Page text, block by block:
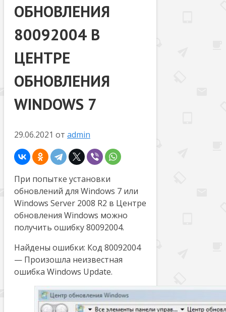
ОБНОВЛЕНИЯ
80092004 В
ЦЕНТРЕ
ОБНОВЛЕНИЯ
WINDOWS 7
29.06.2021 от admin
При попытке установки
обновлений для Windows 7 или
Windows Server 2008 R2 в Центре
обновления Windows можно
получить ошибку 80092004.
Найдены ошибки: Код 80092004
— Произошла неизвестная
ошибка Windows Update.